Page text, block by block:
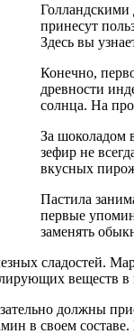
Голландскими
принесут
Здесь вы
Конечно,
древности
солнца. На
За шоколадом
зефир не
вкусных
Пастила
первые
заменять
сладостей.
должны
в своем